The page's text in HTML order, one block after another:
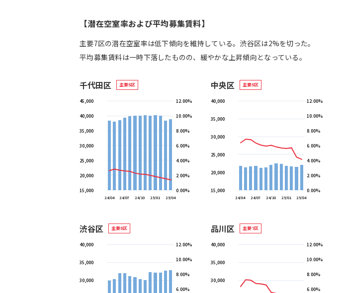
【潜在空室率および平均募集賃料】
主要7区の潜在空室率は低下傾向を維持している。渋谷区は2%を切った。
平均募集賃料は一時下落したものの、緩やかな上昇傾向となっている。
千代田区 主要5区
15,000
20,000
25,000
30,000
35,000
40,000
45,000
0.00%
2.00%
4.00%
6.00%
8.00%
10.00%
12.00%
24/04 24/07 24/10 25/01 25/04
中央区 主要5区
15,000
20,000
25,000
30,000
35,000
40,000
0.00%
2.00%
4.00%
6.00%
8.00%
10.00%
12.00%
24/04 24/07 24/10 25/01 25/04
渋谷区 主要5区
30,000
35,000
40,000
6.00%
8.00%
10.00%
12.00%
品川区 主要7区
30,000
35,000
40,000
6.00%
8.00%
10.00%
12.00%